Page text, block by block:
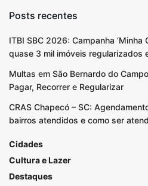
Posts recentes
ITBI SBC 2026: Campanha ‘Minha
quase 3 mil imóveis regularizados
Multas em São Bernardo do
Pagar, Recorrer e Regularizar
CRAS Chapecó – SC:
bairros atendidos e como ser
Cidades
Cultura e Lazer
Destaques